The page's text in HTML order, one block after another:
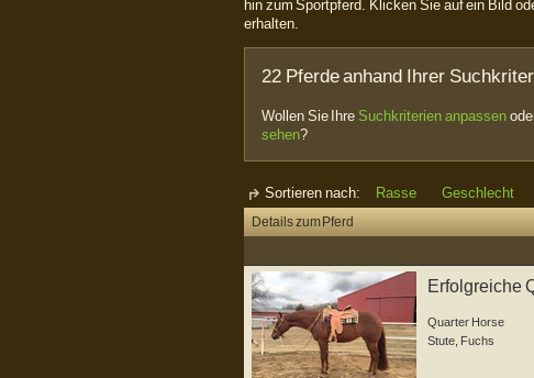
hin zum Sportpferd. Klicken Sie auf ein Bild
erhalten.
22 Pferde anhand Ihrer
Wollen Sie Ihre Suchkriterien anpassen
sehen?
Sortieren nach: Rasse Geschlecht
Details zum Pferd
Erfolgreiche
Quarter Horse
Stute Fuchs